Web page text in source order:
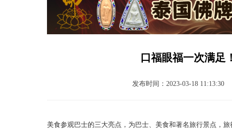
口福眼福一次满足
发布时间：2023-03-18 11:13:30
美食参观巴士的三大亮点，为巴士、美食和著名旅行景点，